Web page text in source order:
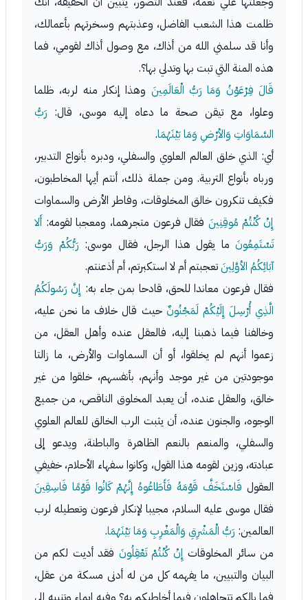
ظلمت هذا الشعب الفاضل، وعذبتهم وسخرتهم بأعمالك،
وأنا قد سلمني الله من أذاك، مع وصول أذاك لقومي، فما
هذه المنة التي تبت بها وتدلي بها؟.
قَالَ فِرْعَوْنُ وَمَا رَبُّ الْعَالَمِينَ وهذا إنكار منه لربه، ظلما
وعلوا، مع تيقن صحة ما دعاه إليه موسى، قال: رَبُّ
السَّمَاوَاتِ وَالأرْضِ وَمَا بَيْنَهُمَا.
أي: الذي خلق العالم العلوي والسفلي، ودبره بأنواع التدبير،
ورباه بأنواع التربية. ومن جملة ذلك، أنتم أيها المخاطبون،
فكيف تنكرون خالق المخلوقات، وفاطر الأرض والسماوات
إِنْ كُنْتُمْ مُوقِنِينَ فقال فرعون متجرهما، ومعجبا لقومه: أَلا
تَسْتَمِعُونَ ما يقول هذا الرجل، فقال موسى: رَبُّكُمْ وَرَبُّ
آبَائِكُمُ الأوَّلِينَتعجبتم أم لا استكبرتم، أم أذعنتم.
فقال فرعون معاندا للحق، قادحا بمن جاء به: إِنَّ رَسُولَكُمُ
الَّذِي أُرْسِلَ إِلَيْكُمْ لَمَجْنُونٌ حيث قال خلاف ما نحن عليه،
وخالفنا فيما ذهبنا إليه، فالعقل عنده وأهل العقل، من
زعموا أنهم لم يخلقوا، أو أن السماوات والأرض، ما زالتا
موجودتين من غير موجد وأنهم، بأنفسهم، خلقوا من غير
خالق، والعقل عنده، أن يعبد المخلوق الناقص، من جميع
الوجوه، والجنون عنده، أن يثبت الرب الخالق للعالم العلوي
والسفلي، والمنعم بالنعم الظاهرة والباطنة، ويدعو إلى
عبادته، وزين لقومه هذا القول، وكانوا سفهاء الأحلام، خفيفي
العقول فَاسْتَخَفَّ قَوْمَهُ فَأَطَاعُوهُ إِنَّهُمْ كَانُوا قَوْمًا فَاسِقِينَ
فقال موسى عليه السلام، مجيبا لإنكار فرعون وتعطيله لرب
العالمين: رَبُّ الْمَشْرِقِ وَالْمَغْرِبِ وَمَا بَيْنَهُمَا.
من سائر المخلوقات إِنْ كُنْتُمْ تَعْقِلُونَ فقد أديت لكم من
البيان والتبيين، ما يفهمه كل من له أدنى مسكة من عقل،